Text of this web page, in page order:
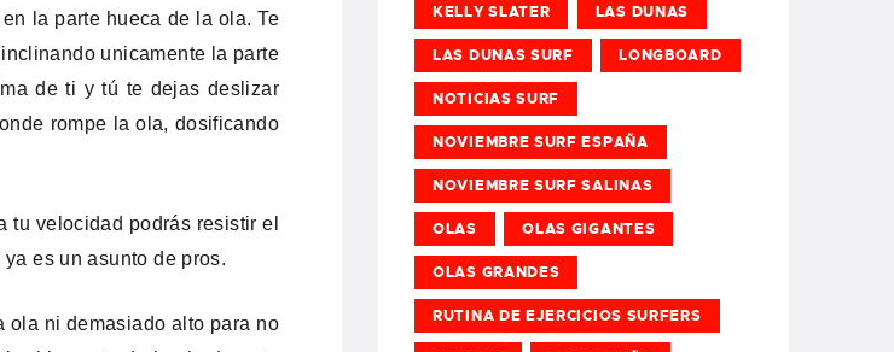
la parte hueca de la ola. Te
unicamente la parte
de ti y tú te dejas deslizar
rompe la ola, dosificando
tu velocidad podrás resistir el
es un asunto de pros.
ola ni demasiado alto para no
KELLY SLATER LAS DUNAS
LAS DUNAS SURF LONGBOARD
NOTICIAS SURF
NOVIEMBRE SURF ESPAÑA
NOVIEMBRE SURF SALINAS
OLAS OLAS GIGANTES
OLAS GRANDES
RUTINA DE EJERCICIOS SURFERS